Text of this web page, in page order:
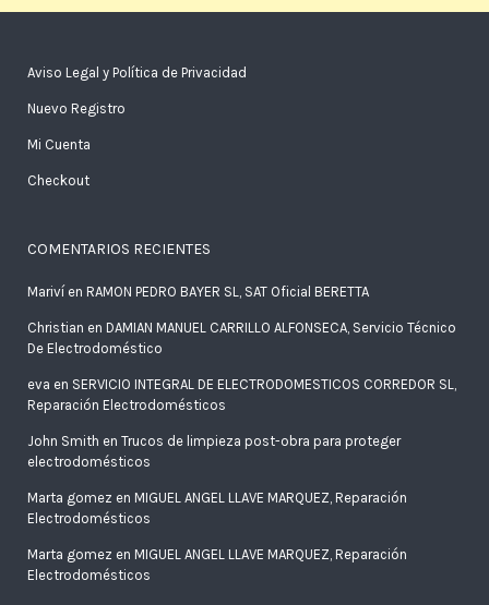
Aviso Legal y Política de Privacidad
Nuevo Registro
Mi Cuenta
Checkout
COMENTARIOS RECIENTES
Marivíen RAMON PEDRO BAYER SL, SAT Oficial BERETTA
Christian en DAMIAN MANUEL CARRILLO ALFONSECA, Servicio Técnico
De Electrodoméstico
eva en SERVICIO INTEGRAL DE ELECTRODOMESTICOS CORREDOR SL,
Reparación Electrodomésticos
John Smith en Trucos de limpieza post-obra para proteger
electrodomésticos
Marta gomez en MIGUEL ANGEL LLAVE MARQUEZ, Reparación
Electrodomésticos
Marta gomez en MIGUEL ANGEL LLAVE MARQUEZ, Reparación
Electrodomésticos